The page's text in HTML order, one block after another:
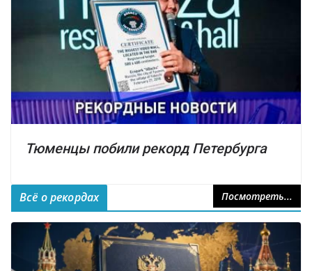
Тюменцы побили рекорд Петербурга
Всё о рекордах Посмотреть...